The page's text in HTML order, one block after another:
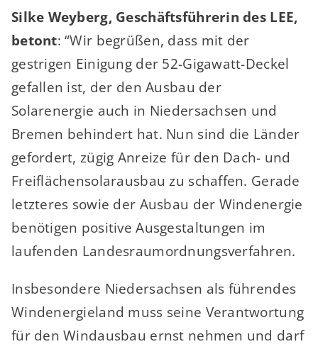
Silke Weyberg, Geschäftsführerin des LEE,
betont: “Wir begrüßen, dass mit der
gestrigen Einigung der 52-Gigawatt-Deckel
gefallen ist, der den Ausbau der
Solarenergie auch in Niedersachsen und
Bremen behindert hat. Nun sind die Länder
gefordert, zügig Anreize für den Dach- und
Freiflächensolarausbau zu schaffen. Gerade
letzteres sowie der Ausbau der Windenergie
benötigen positive Ausgestaltungen im
laufenden Landesraumordnungsverfahren.
Insbesondere Niedersachsen als führendes
Windenergieland muss seine Verantwortung
für den Windausbau ernst nehmen und darf